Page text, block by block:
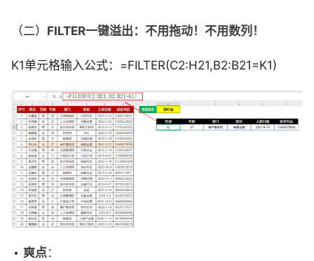
（二） FILTER一键溢出：不用拖动！不用数列！
K1单元格输入公式：=FILTER(C2:H21,B2:B21=K1)
爽点：